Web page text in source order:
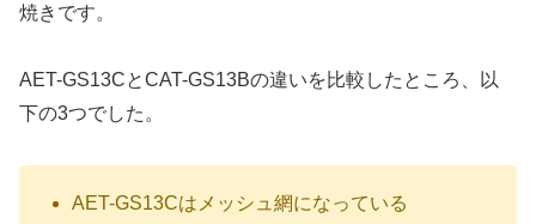
焼きです。
AET-GS13CとCAT-GS13Bの違いを比較したところ、以
下の3つでした。
AET-GS13Cはメッシュ網になっている